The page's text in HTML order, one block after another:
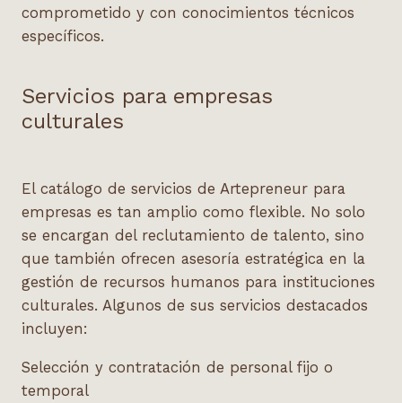
comprometido y con conocimientos técnicos
específicos.
Servicios para empresas
culturales
El catálogo de servicios de Artepreneur para
empresas es tan amplio como flexible. No solo
se encargan del reclutamiento de talento, sino
que también ofrecen asesoría estratégica en la
gestión de recursos humanos para instituciones
culturales. Algunos de sus servicios destacados
incluyen:
Selección y contratación de personal fijo o
temporal